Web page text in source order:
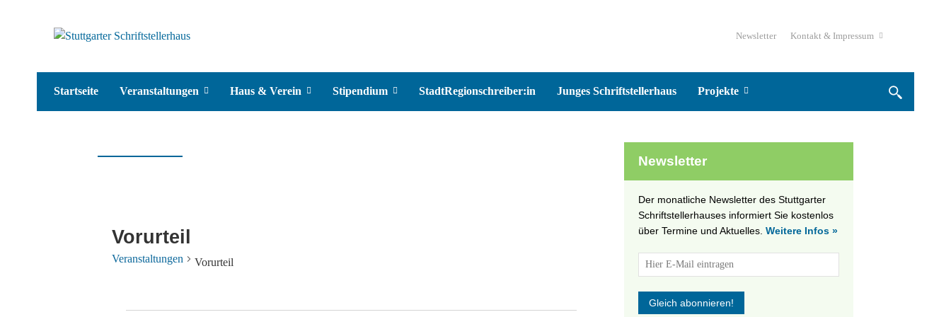
Newsletter Kontakt & Impressum
Startseite Veranstaltungen Haus & Verein Stipendium StadtRegionschreiber:in Junges Schriftstellerhaus Projekte
Vorurteil
Veranstaltungen Vorurteil
Newsletter
Der monatliche Newsletter des Stuttgarter
Schriftstellerhauses informiert Sie kostenlos
über Termine und Aktuelles. Weitere Infos »